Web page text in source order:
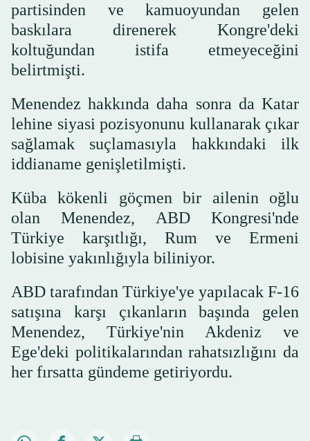
partisinden ve kamuoyundan gelen
baskılara direnerek Kongre'deki
koltuğundan istifa etmeyeceğini
belirtmişti.
Menendez hakkında daha sonra da Katar
lehine siyasi pozisyonunu kullanarak çıkar
sağlamak suçlamasıyla hakkındaki ilk
iddianame genişletilmişti.
Küba kökenli göçmen bir ailenin oğlu
olan Menendez, ABD Kongresi'nde
Türkiye karşıtlığı, Rum ve Ermeni
lobisine yakınlığıyla biliniyor.
ABD tarafından Türkiye'ye yapılacak F-16
satışına karşı çıkanların başında gelen
Menendez, Türkiye'nin Akdeniz ve
Ege'deki politikalarından rahatsızlığını da
her fırsatta gündeme getiriyordu.